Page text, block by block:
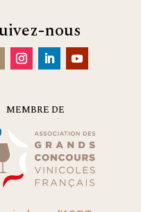
nous
MEMBRE DE